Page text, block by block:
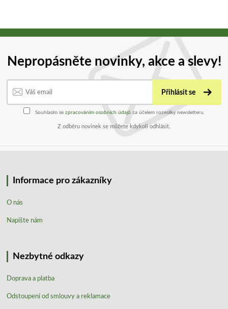
Nepropásněte novinky, akce a slevy!
Přihlásit se
Souhlasím se zpracováním osobních údajů za účelem rozesílky newsletteru.
Z odběru novinek se můžete kdykoli odhlásit.
Informace pro zákazníky
O nás
Napište nám
Nezbytné odkazy
Doprava a platba
Odstoupení od smlouvy a reklamace